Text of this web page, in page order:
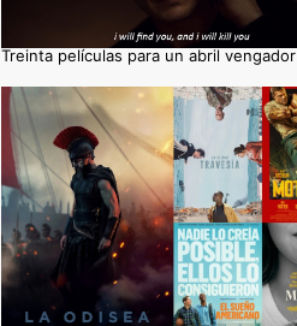
Treinta películas para un abril vengador